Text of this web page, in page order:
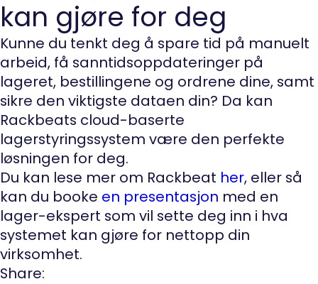
kan gjøre for deg
Kunne du tenkt deg å spare tid på manuelt
arbeid, få sanntidsoppdateringer på
lageret, bestillingene og ordrene dine, samt
sikre den viktigste dataen din? Da kan
Rackbeats cloud-baserte
lagerstyringssystem være den perfekte
løsningen for deg.
Du kan lese mer om Rackbeat her, eller så
kan du booke en presentasjon med en
lager-ekspert som vil sette deg inn i hva
systemet kan gjøre for nettopp din
virksomhet.
Share: